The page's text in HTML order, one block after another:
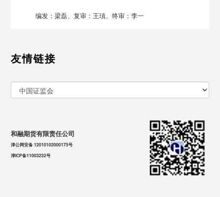
编发：梁磊、复审：王瑱、终审：李一
友情链接
和融期货有限责任公司
津公网安备 12010102000175号
津ICP备11003232号